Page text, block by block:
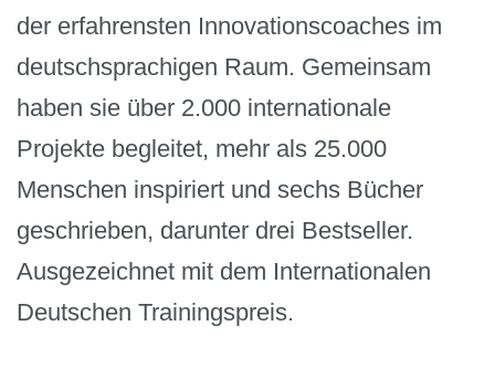
der erfahrensten Innovationscoaches im
deutschsprachigen Raum. Gemeinsam
haben sie über 2.000 internationale
Projekte begleitet, mehr als 25.000
Menschen inspiriert und sechs Bücher
geschrieben, darunter drei Bestseller.
Ausgezeichnet mit dem Internationalen
Deutschen Trainingspreis.